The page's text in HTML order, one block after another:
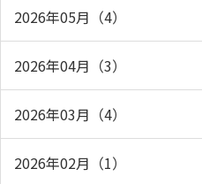
2026年05月（4）
2026年04月（3）
2026年03月（4）
2026年02月（1）